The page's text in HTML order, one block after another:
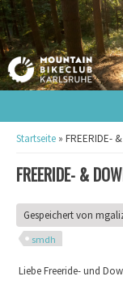
Sie sind hier
Startseite » FREERIDE-
FREERIDE- &
Gespeichert von
smdh
Liebe Freeride- und